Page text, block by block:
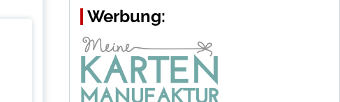
Werbung: